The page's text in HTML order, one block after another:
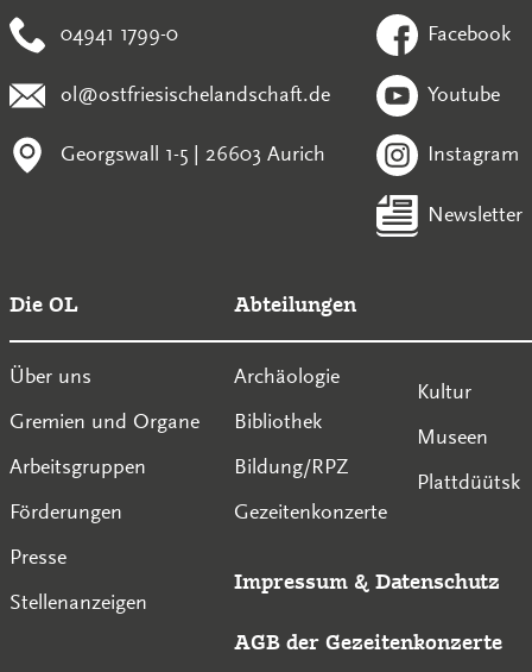
04941 1799-0
ol@ostfriesischelandschaft.de
Georgswall 1-5 | 26603 Aurich
Facebook
Youtube
Instagram
Newsletter
Die OL
Über uns
Gremien und Organe
Arbeitsgruppen
Förderungen
Presse
Stellenanzeigen
Abteilungen
Archäologie
Bibliothek
Bildung/RPZ
Gezeitenkonzerte
Kultur
Museen
Plattdüütsk
Impressum & Datenschutz
AGB der Gezeitenkonzerte